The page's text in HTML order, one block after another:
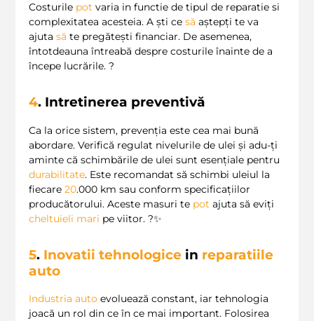
Costurile pot varia in functie de tipul de reparatie si
complexitatea acesteia. A ști ce să aștepți te va
ajuta să te pregătești financiar. De asemenea,
întotdeauna întreabă despre costurile înainte de a
începe lucrările. ?
4. Intretinerea preventivă
Ca la orice sistem, prevenția este cea mai bună
abordare. Verifică regulat nivelurile de ulei și adu-ți
aminte că schimbările de ulei sunt esențiale pentru
durabilitate. Este recomandat să schimbi uleiul la
fiecare 20.000 km sau conform specificațiilor
producătorului. Aceste masuri te pot ajuta să eviți
cheltuieli mari pe viitor. ?✨
5. Inovatii tehnologice in reparatiile
auto
Industria auto evoluează constant, iar tehnologia
joacă un rol din ce în ce mai important. Folosirea